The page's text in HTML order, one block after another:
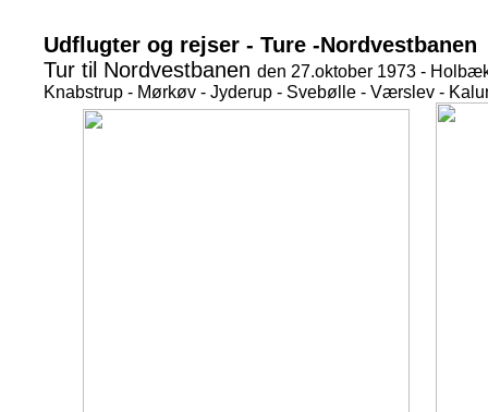
Udflugter og rejser - Ture -Nordvestbanen
Tur til Nordvestbanen den 27.oktober 1973 -
Knabstrup - Mørkøv - Jyderup - Svebølle - Værslev -